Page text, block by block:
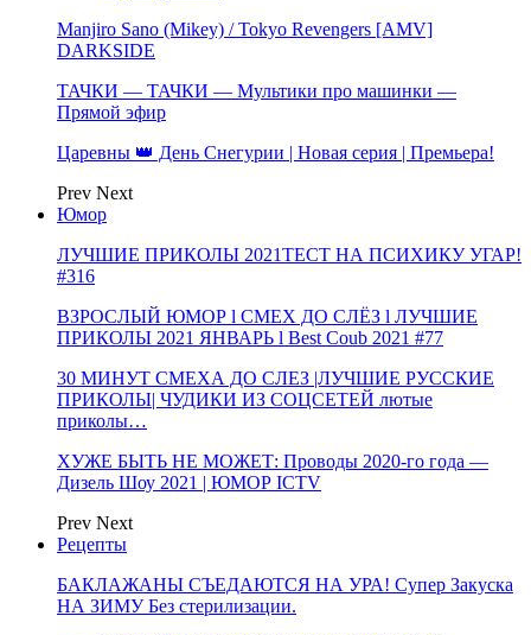
Manjiro Sano (Mikey) / Tokyo Revengers [AMV]
DARKSIDE
ТАЧКИ — ТАЧКИ — Мультики про машинки —
Прямой эфир
Царевны 👑 День Снегурии | Новая серия | Премьера!
Prev Next
Юмор
ЛУЧШИЕ ПРИКОЛЫ 2021ТЕСТ НА ПСИХИКУ УГАР!
#316
ВЗРОСЛЫЙ ЮМОР l СМЕХ ДО СЛЁЗ l ЛУЧШИЕ
ПРИКОЛЫ 2021 ЯНВАРЬ l Best Coub 2021 #77
30 МИНУТ СМЕХА ДО СЛЕЗ |ЛУЧШИЕ РУССКИЕ
ПРИКОЛЫ| ЧУДИКИ ИЗ СОЦСЕТЕЙ лютые
приколы…
ХУЖЕ БЫТЬ НЕ МОЖЕТ: Проводы 2020-го года —
Дизель Шоу 2021 | ЮМОР ICTV
Prev Next
Рецепты
БАКЛАЖАНЫ СЪЕДАЮТСЯ НА УРА! Супер Закуска
НА ЗИМУ Без стерилизации.